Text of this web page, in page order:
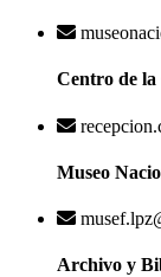
Centro de
Museo
Archivo y